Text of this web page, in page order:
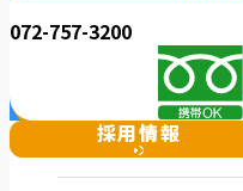
072-757-3200
採用情報